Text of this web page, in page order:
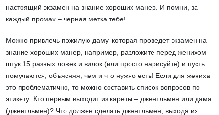
настоящий экзамен на знание хороших манер. И помни, за
каждый промах – черная метка тебе!
Можно привлечь пожилую даму, которая проведет экзамен на
знание хороших манер, например, разложите перед женихом
штук 15 разных ложек и вилок (или просто нарисуйте) и пусть
помучаются, объясняя, чем и что нужно есть! Если для жениха
это проблематично, то можно составить список вопросов по
этикету: Кто первым выходит из кареты – джентльмен или дама
(джентльмен)? Что должен сделать джентльмен, выходя из